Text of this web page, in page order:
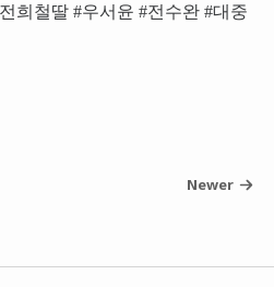
희철딸 #우서윤 #전수완 #대중
Newer